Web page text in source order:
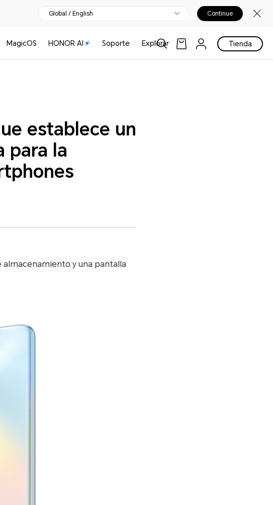
Global / English Continue
MagicOS HONOR AI Soporte Explorar Tienda
establece un
para la
almacenamiento y una pantalla